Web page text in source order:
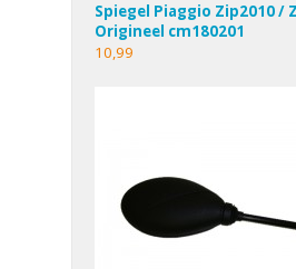
Spiegel Piaggio Zip2010 /
Origineel cm180201
10,99